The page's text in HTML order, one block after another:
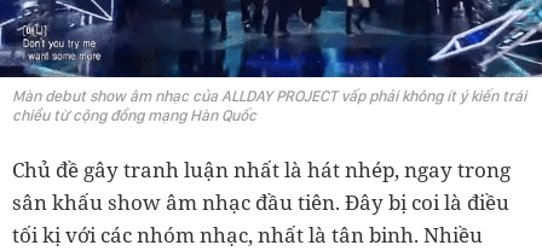
Màn debut show âm nhạc của ALLDAY PROJECT vấp phải không ít ý kiến trái
chiều từ cộng đồng mạng Hàn Quốc
Chủ đề gây tranh luận nhất là hát nhép, ngay trong
sân khấu show âm nhạc đầu tiên. Đây bị coi là điều
tối kị với các nhóm nhạc, nhất là tân binh. Nhiều